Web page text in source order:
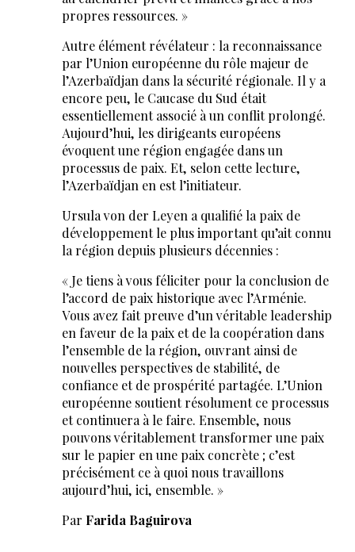
propres ressources. »
Autre élément révélateur : la reconnaissance
par l’Union européenne du rôle majeur de
l’Azerbaïdjan dans la sécurité régionale. Il y a
encore peu, le Caucase du Sud était
essentiellement associé à un conflit prolongé.
Aujourd’hui, les dirigeants européens
évoquent une région engagée dans un
processus de paix. Et, selon cette lecture,
l’Azerbaïdjan en est l’initiateur.
Ursula von der Leyen a qualifié la paix de
développement le plus important qu’ait connu
la région depuis plusieurs décennies :
« Je tiens à vous féliciter pour la conclusion de
l’accord de paix historique avec l’Arménie.
Vous avez fait preuve d’un véritable leadership
en faveur de la paix et de la coopération dans
l’ensemble de la région, ouvrant ainsi de
nouvelles perspectives de stabilité, de
confiance et de prospérité partagée. L’Union
européenne soutient résolument ce processus
et continuera à le faire. Ensemble, nous
pouvons véritablement transformer une paix
sur le papier en une paix concrète ; c’est
précisément ce à quoi nous travaillons
aujourd’hui, ici, ensemble. »
Par Farida Baguirova